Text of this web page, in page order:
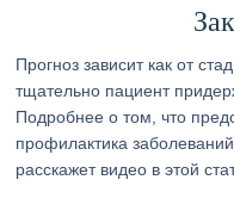
Прогноз зависит как от
тщательно пациент
Подробнее о том, что
профилактика
расскажет видео в этой